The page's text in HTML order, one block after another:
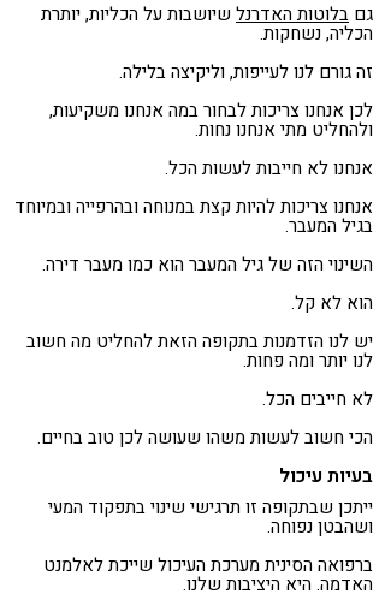
גם בלוטות האדרנל שיושבות על הכליות, יותרת
הכליה, נשחקות.
זה גורם לנו לעייפות, וליקיצה בלילה.
לכן אנחנו צריכות לבחור במה אנחנו משקיעות,
ולהחליט מתי אנחנו נחות.
אנחנו לא חייבות לעשות הכל.
אנחנו צריכות להיות קצת במנוחה ובהרפייה ובמיוחד
בגיל המעבר.
השינוי הזה של גיל המעבר הוא כמו מעבר דירה.
הוא לא קל.
יש לנו הזדמנות בתקופה הזאת להחליט מה חשוב
לנו יותר ומה פחות.
לא חייבים הכל.
הכי חשוב לעשות משהו שעושה לכן טוב בחיים.
בעיות עיכול
ייתכן שבתקופה זו תרגישי שינוי בתפקוד המעי
ושהבטן נפוחה.
ברפואה הסינית מערכת העיכול שייכת לאלמנט
האדמה. היא היציבות שלנו.